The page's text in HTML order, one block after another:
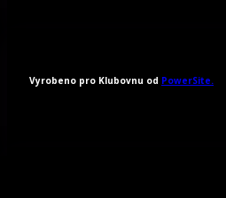
Vyrobeno pro Klubovnu od PowerSite.